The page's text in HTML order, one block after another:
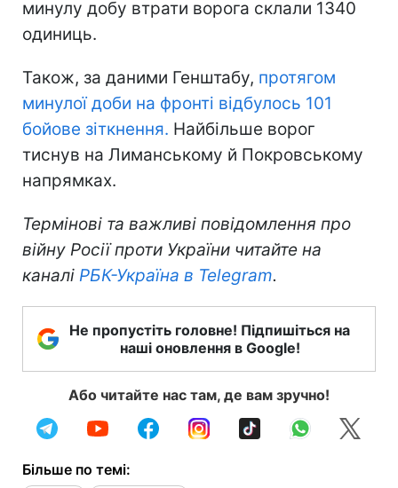
минулу добу втрати ворога склали 1340
одиниць.
Також, за даними Генштабу, протягом
минулої доби на фронті відбулось 101
бойове зіткнення. Найбільше ворог
тиснув на Лиманському й Покровському
напрямках.
Термінові та важливі повідомлення про
війну Росії проти України читайте на
каналі РБК-Україна в Telegram.
Не пропустіть головне! Підпишіться на
наші оновлення в Google!
Або читайте нас там, де вам зручно!
Більше по темі: